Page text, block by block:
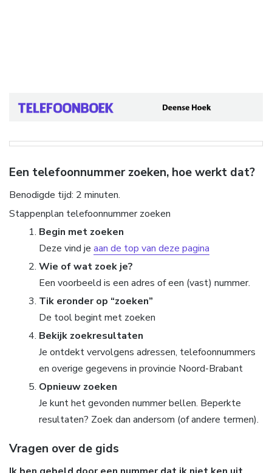
Een telefoonnummer zoeken, hoe werkt dat?
Benodigde tijd: 2 minuten.
Stappenplan telefoonnummer zoeken
Begin met zoeken
Deze vind je aan de top van deze pagina
Wie of wat zoek je?
Een voorbeeld is een adres of een (vast) nummer.
Tik eronder op “zoeken”
De tool begint met zoeken
Bekijk zoekresultaten
Je ontdekt vervolgens adressen, telefoonnummers
en overige gegevens in provincie Noord-Brabant
Opnieuw zoeken
Je kunt het gevonden nummer bellen. Beperkte
resultaten? Zoek dan andersom (of andere termen).
Vragen over de gids